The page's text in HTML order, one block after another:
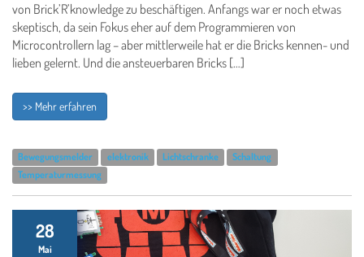
von Brick’R’knowledge zu beschäftigen. Anfangs war er noch etwas
skeptisch, da sein Fokus eher auf dem Programmieren von
Microcontrollern lag – aber mittlerweile hat er die Bricks kennen- und
lieben gelernt. Und die ansteuerbaren Bricks […]
>> Mehr erfahren
Bewegungsmelder elektronik Lichtschranke
Schaltung
Temperaturmessung
28
Mai